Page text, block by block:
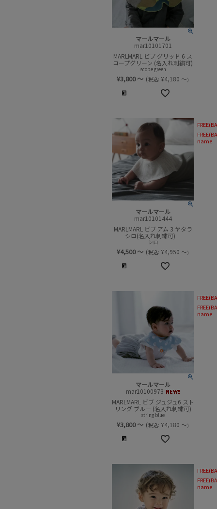
マールマール
mar10101701
MARLMARL ビブ グリッド 6 ス
コープグリーン (名入れ刺繍可)
scope green
¥3,800～ (税込: ¥4,180 ～)
マールマール
mar10101444
MARLMARL ビブ アム 3 ヤタラ
シロ(名入れ刺繍可)
シロ
¥4,500～ (税込: ¥4,950 ～)
name
マールマール
mar10100973
MARLMARL ビブ ジュジュ6 スト
リング ブルー (名入れ刺繍可)
string blue
¥3,800～ (税込: ¥4,180 ～)
name
name